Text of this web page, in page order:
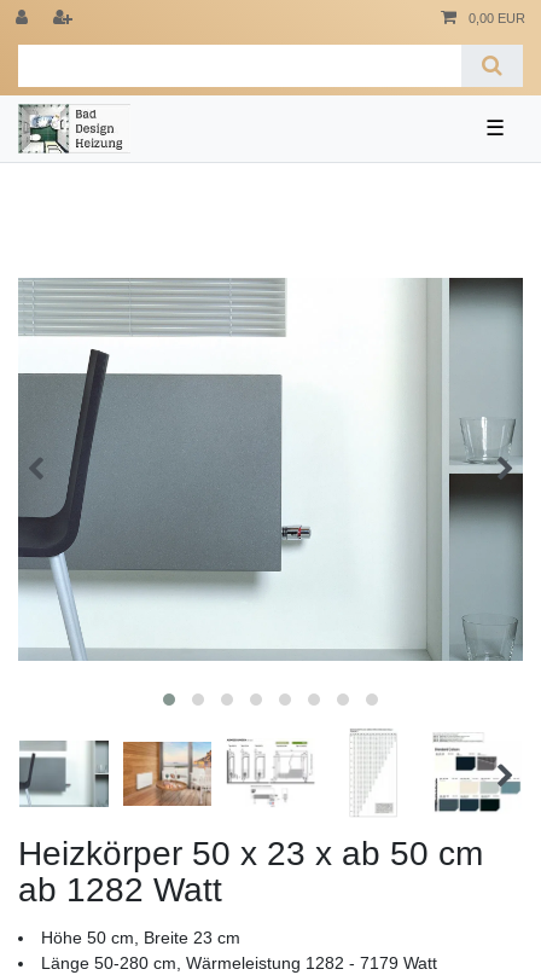
0,00 EUR
☰
Heizkörper 50 x 23 x ab 50 cm
ab 1282 Watt
Höhe 50 cm, Breite 23 cm
Länge 50-280 cm, Wärmeleistung 1282 - 7179 Watt